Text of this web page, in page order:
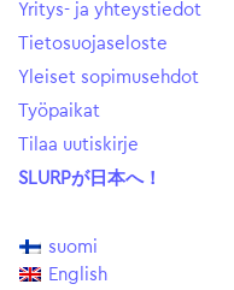
Yritys- ja yhteystiedot
Tietosuojaseloste
Yleiset sopimusehdot
Työpaikat
Tilaa uutiskirje
SLURPが日本へ！
suomi
English